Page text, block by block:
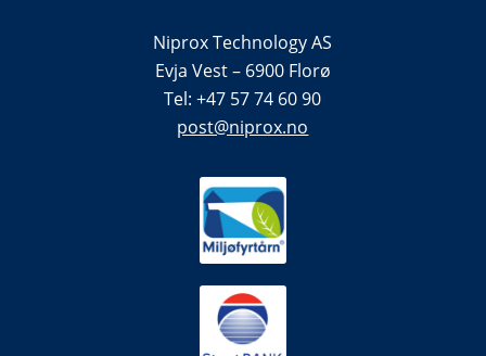
Niprox Technology AS
Evja Vest – 6900 Florø
Tel: +47 57 74 60 90
post@niprox.no